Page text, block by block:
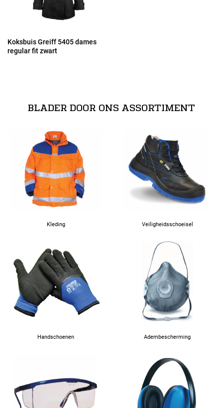
Koksbuis Greiff 5405 dames
regular fit zwart
BLADER DOOR ONS ASSORTIMENT
Kleding Veiligheidsschoeisel
Handschoenen Adembescherming